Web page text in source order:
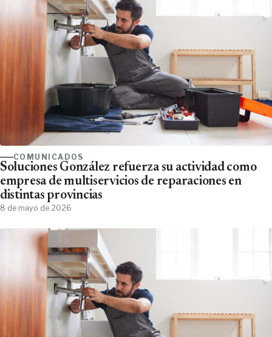
COMUNICADOS
Soluciones González refuerza su actividad como
empresa de multiservicios de reparaciones en
distintas provincias
8 de mayo de 2026